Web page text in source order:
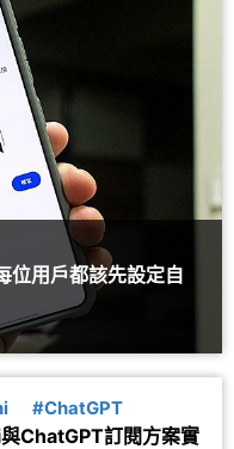
位用戶都該先設定自
#ChatGPT
ChatGPT訂閱方案實